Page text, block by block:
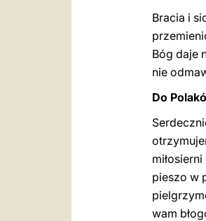
Bracia i
Bóg daje
nie
Do
pieszo w
wam